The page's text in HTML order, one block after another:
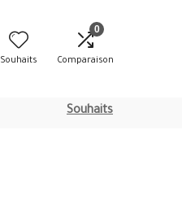
Souhaits
0
Comparaison
Souhaits